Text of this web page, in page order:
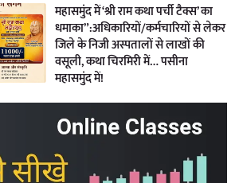
महासमुंद में ‘श्री राम कथा पर्ची टैक्स’ का
धमाका”:अधिकारियों/कर्मचारियों से लेकर
जिले के निजी अस्पतालों से लाखों की
वसूली, कथा चिरमिरी में… पसीना
महासमुंद में!